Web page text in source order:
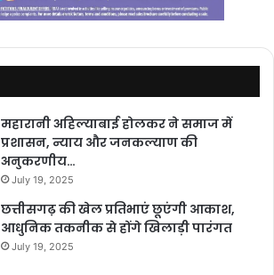
महारानी अहिल्याबाई होलकर ने समाज में
प्रशासन, न्याय और जनकल्याण की
अनुकरणीय…
July 19, 2025
छत्तीसगढ़ की खेल प्रतिभाएं छूएंगी आकाश,
आधुनिक तकनीक से होंगे खिलाड़ी पारंगत
July 19, 2025